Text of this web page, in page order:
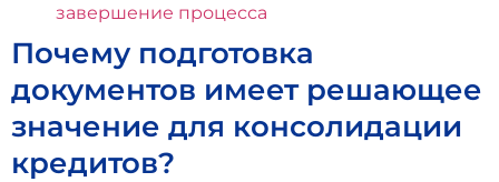
завершение процесса
Почему подготовка
документов имеет решающее
значение для консолидации
кредитов?